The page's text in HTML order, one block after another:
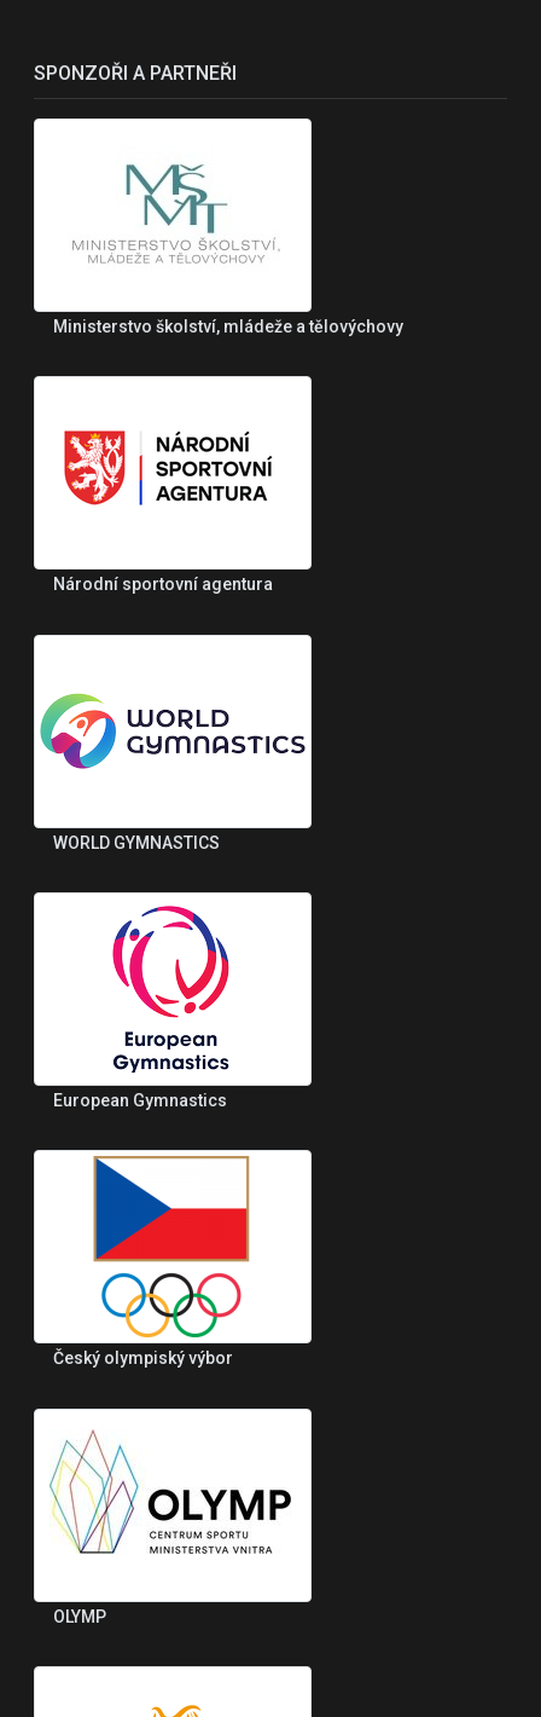
SPONZOŘI A PARTNEŘI
Ministerstvo školství, mládeže a tělovýchovy
Národní sportovní agentura
WORLD GYMNASTICS
European Gymnastics
Český olympiský výbor
OLYMP